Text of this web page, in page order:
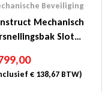
Beveiliging
Mechanisch
Slot
€ 138,67 BTW)